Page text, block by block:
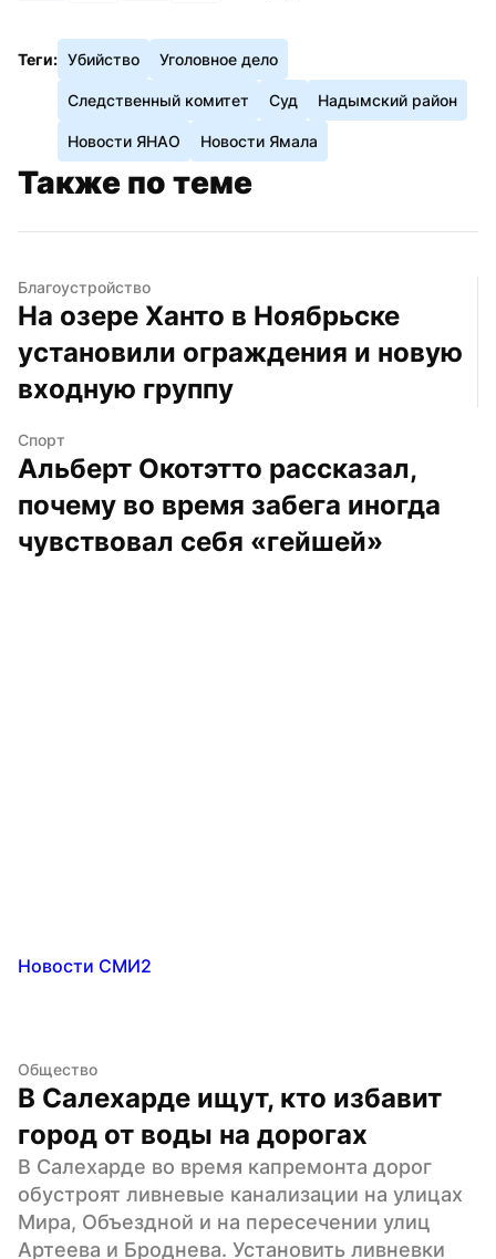
Теги: Убийство Уголовное дело
Следственный комитет Суд Надымский район
Новости ЯНАО Новости Ямала
Также по теме
Благоустройство
На озере Ханто в Ноябрьске
установили ограждения и новую
входную группу
Спорт
Альберт Окотэтто рассказал,
почему во время забега иногда
чувствовал себя «гейшей»
Новости СМИ2
Общество
В Салехарде ищут, кто избавит
город от воды на дорогах
В Салехарде во время капремонта дорог
обустроят ливневые канализации на улицах
Мира, Объездной и на пересечении улиц
Артеева и Броднева. Установить ливневки